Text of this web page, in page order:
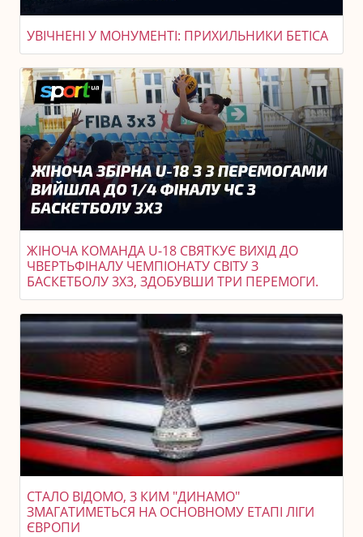
УВІЧНЕНІ У МОНУМЕНТІ: ПРИХИЛЬНИКИ БЕТІСА
ЖІНОЧА КОМАНДА U-18 СВЯТКУЄ ВИХІД ДО
ЧВЕРТЬФІНАЛУ ЧЕМПІОНАТУ СВІТУ З
БАСКЕТБОЛУ 3X3, ЗДОБУВШИ ТРИ ПЕРЕМОГИ.
СТАЛО ВІДОМО, З КИМ "ДИНАМО"
ЗМАГАТИМЕТЬСЯ НА ОСНОВНОМУ ЕТАПІ ЛІГИ
ЄВРОПИ